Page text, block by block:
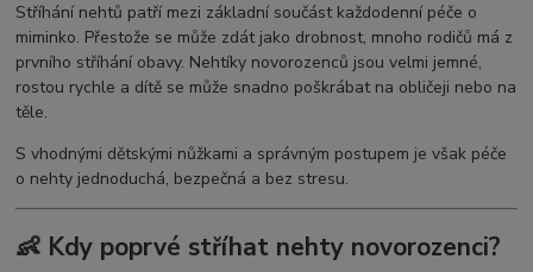
Stříhání nehtů patří mezi základní součást každodenní péče o
miminko. Přestože se může zdát jako drobnost, mnoho rodičů má z
prvního stříhání obavy. Nehtíky novorozenců jsou velmi jemné,
rostou rychle a dítě se může snadno poškrábat na obličeji nebo na
těle.
S vhodnými dětskými nůžkami a správným postupem je však péče
o nehty jednoduchá, bezpečná a bez stresu.
👶 Kdy poprvé stříhat nehty novorozenci?